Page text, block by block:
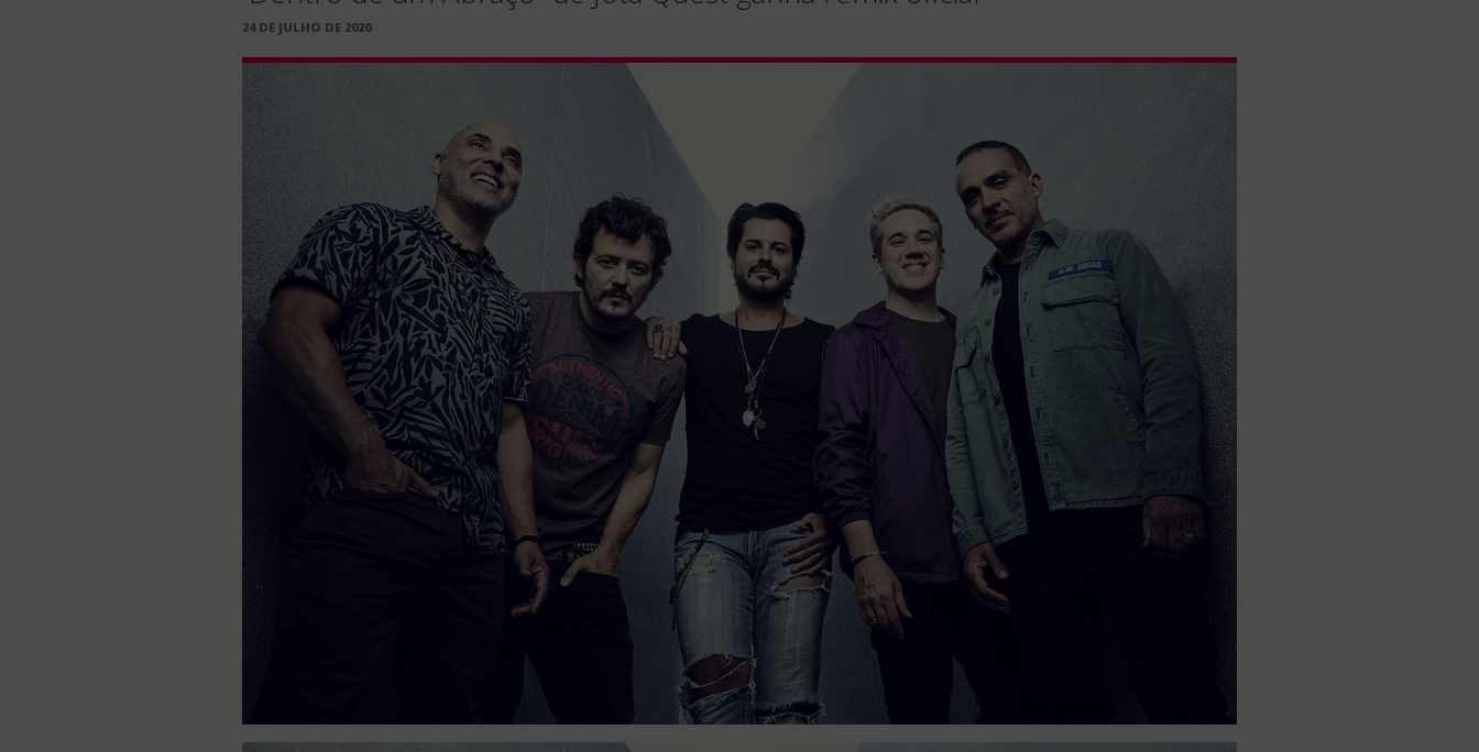
PUBLICADO
24 DE JULHO DE 2020